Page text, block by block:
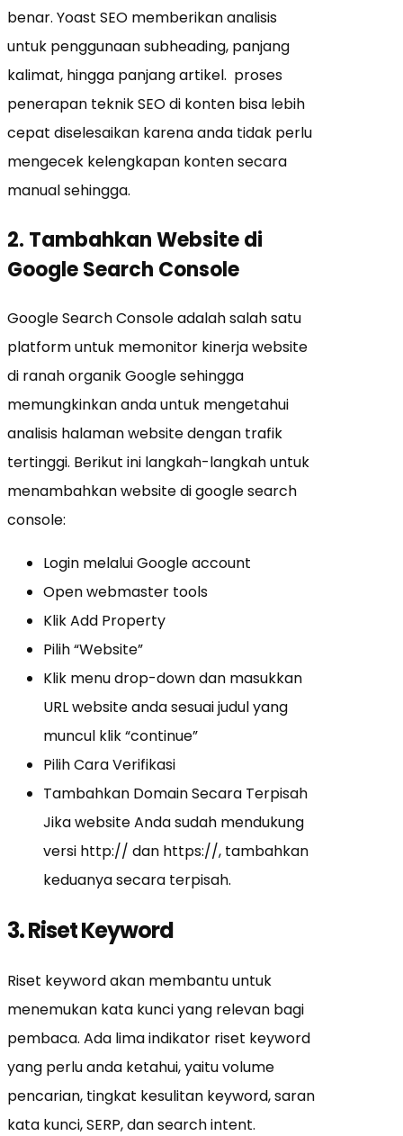
benar. Yoast SEO memberikan analisis
untuk penggunaan subheading, panjang
kalimat, hingga panjang artikel. proses
penerapan teknik SEO di konten bisa lebih
cepat diselesaikan karena anda tidak perlu
mengecek kelengkapan konten secara
manual sehingga.
2. Tambahkan Website di
Google Search Console
Google Search Console adalah salah satu
platform untuk memonitor kinerja website
di ranah organik Google sehingga
memungkinkan anda untuk mengetahui
analisis halaman website dengan trafik
tertinggi. Berikut ini langkah-langkah untuk
menambahkan website di google search
console:
Login melalui Google account
Open webmaster tools
Klik Add Property
Pilih “Website”
Klik menu drop-down dan masukkan
URL website anda sesuai judul yang
muncul klik “continue”
Pilih Cara Verifikasi
Tambahkan Domain Secara Terpisah
Jika website Anda sudah mendukung
versi http:// dan https://, tambahkan
keduanya secara terpisah.
3. Riset Keyword
Riset keyword akan membantu untuk
menemukan kata kunci yang relevan bagi
pembaca. Ada lima indikator riset keyword
yang perlu anda ketahui, yaitu volume
pencarian, tingkat kesulitan keyword, saran
kata kunci, SERP, dan search intent.